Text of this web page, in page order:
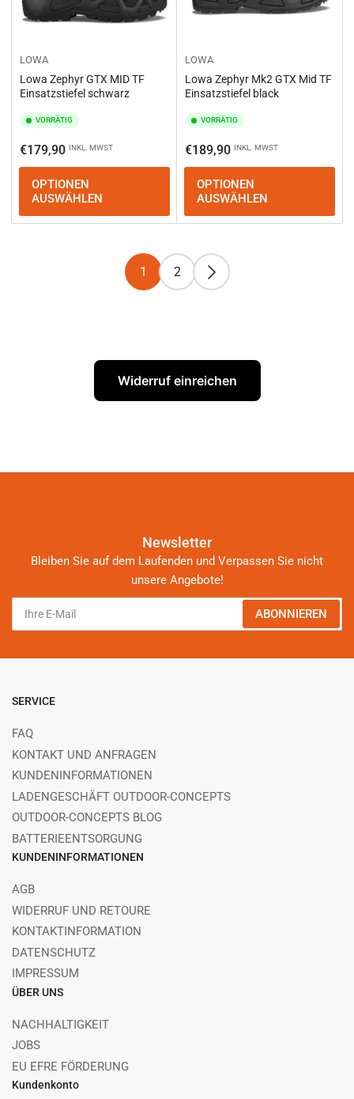
LOWA
Lowa Zephyr GTX MID TF
Einsatzstiefel schwarz
VORRÄTIG
Normaler
Preis
€179,90 INKL. MWST
OPTIONEN
AUSWÄHLEN
LOWA
Lowa Zephyr Mk2 GTX Mid TF
Einsatzstiefel black
VORRÄTIG
Normaler
Preis
€189,90 INKL. MWST
OPTIONEN
AUSWÄHLEN
1 2
Widerruf einreichen
Newsletter
Bleiben Sie auf dem Laufenden und Verpassen Sie nicht
unsere Angebote!
Mail
ABONNIEREN
SERVICE
FAQ
KONTAKT UND ANFRAGEN
KUNDENINFORMATIONEN
LADENGESCHÄFT OUTDOOR-CONCEPTS
OUTDOOR-CONCEPTS BLOG
BATTERIEENTSORGUNG
KUNDENINFORMATIONEN
AGB
WIDERRUF UND RETOURE
KONTAKTINFORMATION
DATENSCHUTZ
IMPRESSUM
ÜBER UNS
NACHHALTIGKEIT
JOBS
EU EFRE FÖRDERUNG
Kundenkonto